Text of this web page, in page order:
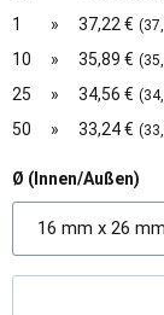
1
» 37,22 €
10
» 35,89 €
25
» 34,56 €
50
» 33,24 €
Ø (Innen/Außen)
16 mm x 26 mm